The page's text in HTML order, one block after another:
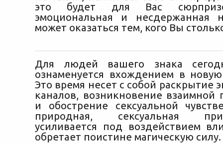
это будет для Вас
эмоциональная и несдержанная
может оказаться тем, кого Вы
Для людей вашего знака
ознаменуется вхождением в
Это время несет с собой раскрытие
каналов, возникновение взаимной
и обострение сексуальной
природная, сексуальная
усиливается под воздействием
обретает поистине магическую силу.